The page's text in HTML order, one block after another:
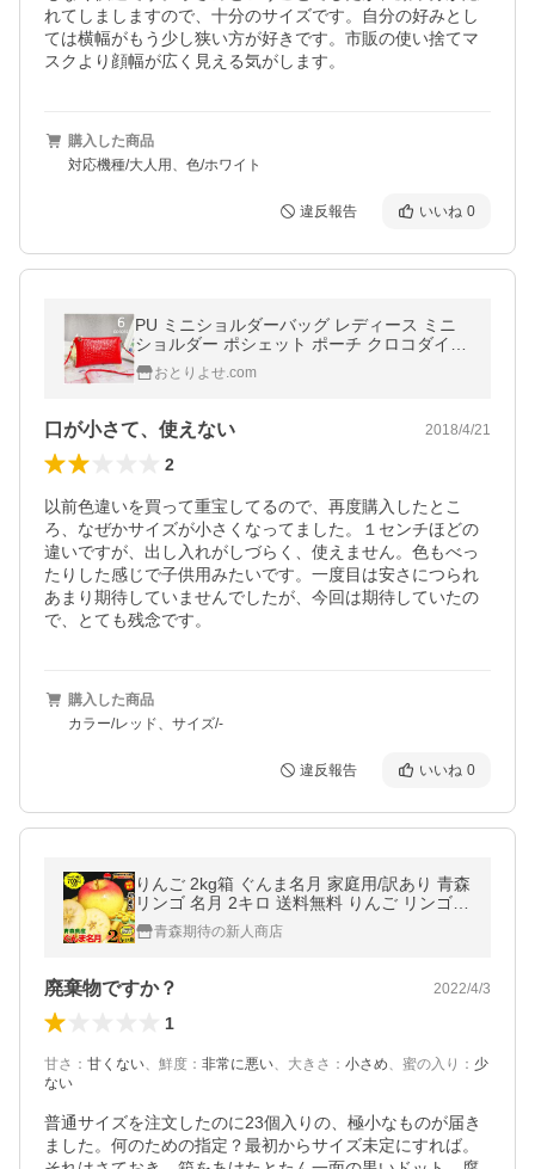
れてしましますので、十分のサイズです。自分の好みとし
ては横幅がもう少し狭い方が好きです。市販の使い捨てマ
スクより顔幅が広く見える気がします。
購入した商品
対応機種/大人用、色/ホワイト
違反報告 いいね 0
PU ミニショルダーバッグ レディース ミニ
ショルダー ポシェット ポーチ クロコダイル
調 エナメル調 型押し フェイクレザー 薄型
バッグ BAG
おとりよせ.com
口が小さて、使えない 2018/4/21
2
以前色違いを買って重宝してるので、再度購入したとこ
ろ、なぜかサイズが小さくなってました。１センチほどの
違いですが、出し入れがしづらく、使えません。色もべっ
たりした感じで子供用みたいです。一度目は安さにつられ
あまり期待していませんでしたが、今回は期待していたの
で、とても残念です。
購入した商品
カラー/レッド、サイズ/-
違反報告 いいね 0
りんご 2kg箱 ぐんま名月 家庭用/訳あり 青森
リンゴ 名月 2キロ 送料無料 りんご リンゴ
訳あり★名月 家訳 2kg箱
青森期待の新人商店
廃棄物ですか？ 2022/4/3
1
甘さ ： 甘くない、 鮮度 ： 非常に悪い、 大きさ ： 小さめ、 蜜の入り ： 少
ない
普通サイズを注文したのに23個入りの、極小なものが届き
ました。何のための指定？最初からサイズ未定にすれば。